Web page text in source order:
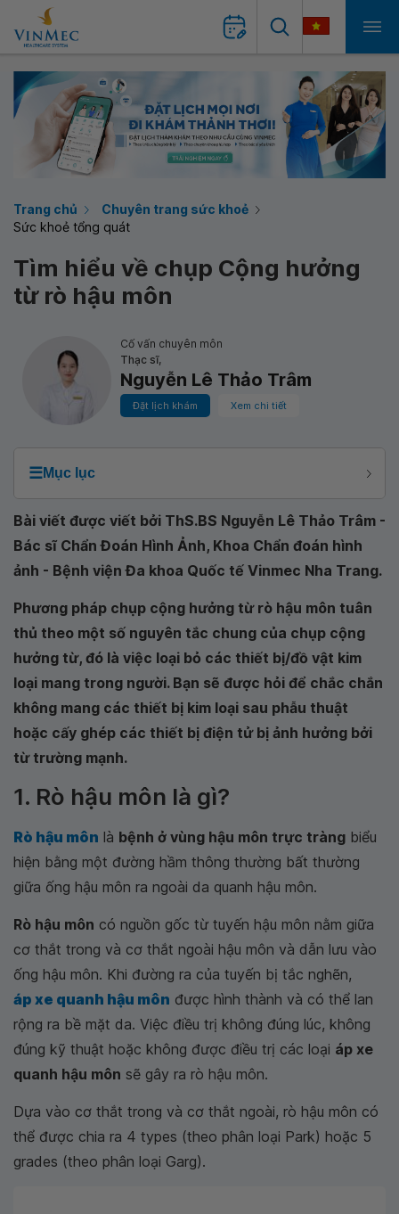
Trang chủ
Chuyên trang sức khoẻ
Sức khoẻ tổng quát
Tìm hiểu về chụp Cộng hưởng
từ rò hậu môn
Cố vấn chuyên môn
Thạc sĩ,
Nguyễn Lê Thảo Trâm
Đặt lịch khám Xem chi tiết
☰Mục lục
Bài viết được viết bởi ThS.BS Nguyễn Lê Thảo Trâm -
Bác sĩ Chẩn Đoán Hình Ảnh, Khoa Chẩn đoán hình
ảnh - Bệnh viện Đa khoa Quốc tế Vinmec Nha Trang.
Phương pháp chụp cộng hưởng từ rò hậu môn tuân
thủ theo một số nguyên tắc chung của chụp cộng
hưởng từ, đó là việc loại bỏ các thiết bị/đồ vật kim
loại mang trong người. Bạn sẽ được hỏi để chắc chắn
không mang các thiết bị kim loại sau phẫu thuật
hoặc cấy ghép các thiết bị điện tử bị ảnh hưởng bởi
từ trường mạnh.
1. Rò hậu môn là gì?
Rò hậu môn là bệnh ở vùng hậu môn trực tràng biểu
hiện bằng một đường hầm thông thường bất thường
giữa ống hậu môn ra ngoài da quanh hậu môn.
Rò hậu môn có nguồn gốc từ tuyến hậu môn nằm giữa
cơ thắt trong và cơ thắt ngoài hậu môn và dẫn lưu vào
ống hậu môn. Khi đường ra của tuyến bị tắc nghẽn,
áp xe quanh hậu môn được hình thành và có thể lan
rộng ra bề mặt da. Việc điều trị không đúng lúc, không
đúng kỹ thuật hoặc không được điều trị các loại áp xe
quanh hậu môn sẽ gây ra rò hậu môn.
Dựa vào cơ thắt trong và cơ thắt ngoài, rò hậu môn có
thể được chia ra 4 types (theo phân loại Park) hoặc 5
grades (theo phân loại Garg).